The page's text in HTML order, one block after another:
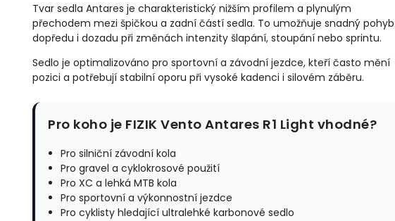
Tvar sedla Antares je charakteristický nižším profilem a plynulým
přechodem mezi špičkou a zadní částí sedla. To umožňuje snadný pohyb
dopředu i dozadu při změnách intenzity šlapání, stoupání nebo sprintu.
Sedlo je optimalizováno pro sportovní a závodní jezdce, kteří často mění
pozici a potřebují stabilní oporu při vysoké kadenci i silovém záběru.
Pro koho je FIZIK Vento Antares R1 Light vhodné?
Pro silniční závodní kola
Pro gravel a cyklokrosové použití
Pro XC a lehká MTB kola
Pro sportovní a výkonnostní jezdce
Pro cyklisty hledající ultralehké karbonové sedlo